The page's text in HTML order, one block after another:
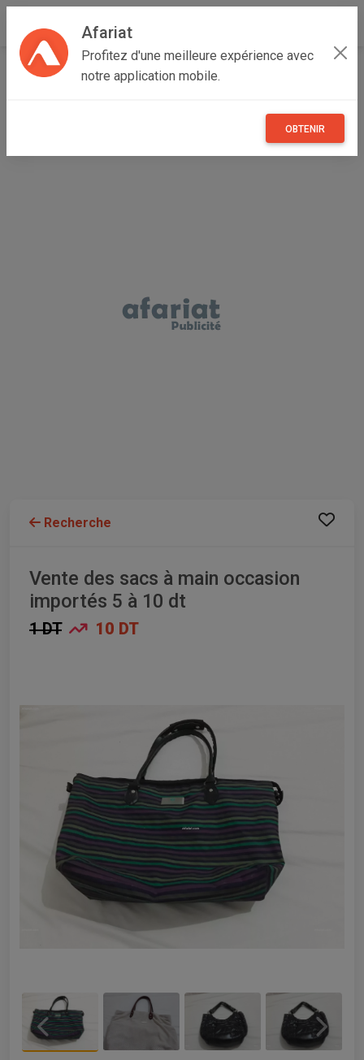
Afariat
Profitez d'une meilleure expérience avec
notre application mobile.
OBTENIR
Accueil
Vêtements et objets personnels
vente des sacs à main occasion importés 5 à 10 DT
Recherche
Vente des sacs à main occasion
importés 5 à 10 dt
1 DT 10 DT